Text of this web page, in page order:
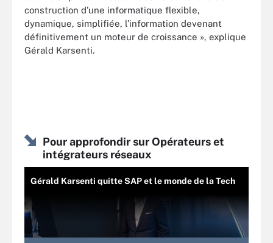
construction d’une informatique flexible,
dynamique, simplifiée, l’information devenant
définitivement un moteur de croissance », explique
Gérald Karsenti.
Pour approfondir sur Opérateurs et
intégrateurs réseaux
Gérald Karsenti quitte SAP et le monde de la Tech